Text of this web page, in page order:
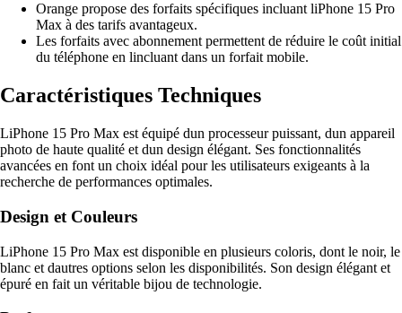
Orange propose des forfaits spécifiques incluant liPhone 15 Pro
Max à des tarifs avantageux.
Les forfaits avec abonnement permettent de réduire le coût initial
du téléphone en lincluant dans un forfait mobile.
Caractéristiques Techniques
LiPhone 15 Pro Max est équipé dun processeur puissant, dun appareil
photo de haute qualité et dun design élégant. Ses fonctionnalités
avancées en font un choix idéal pour les utilisateurs exigeants à la
recherche de performances optimales.
Design et Couleurs
LiPhone 15 Pro Max est disponible en plusieurs coloris, dont le noir, le
blanc et dautres options selon les disponibilités. Son design élégant et
épuré en fait un véritable bijou de technologie.